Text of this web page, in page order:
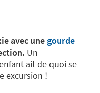
avec une gourde
Un
ait de quoi se
excursion !